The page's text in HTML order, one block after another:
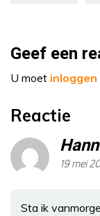
Geef een
U moet inloggen
Reactie
19 mei
Sta ik